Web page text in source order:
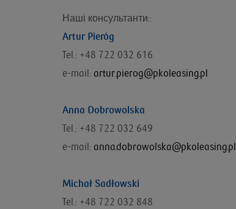
Наші консультанти::
Artur Pieróg
Tel.: +48 722 032 616
e-mail: artur.pierog@pkoleasing.pl
Anna Dobrowolska
Tel.: +48 722 032 649
e-mail: anna.dobrowolska@pkoleasing.pl
Michał Sadłowski
Tel.: +48 722 032 848